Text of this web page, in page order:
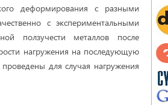
деформирования с разными
с экспериментальными
ползучести металлов после
нагружения на последующую
для случая нагружения